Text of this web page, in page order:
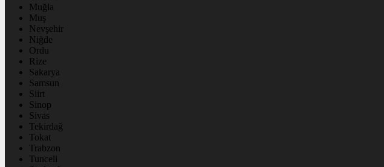
Muğla
Muş
Nevşehir
Niğde
Ordu
Rize
Sakarya
Samsun
Siirt
Sinop
Sivas
Tekirdağ
Tokat
Trabzon
Tunceli